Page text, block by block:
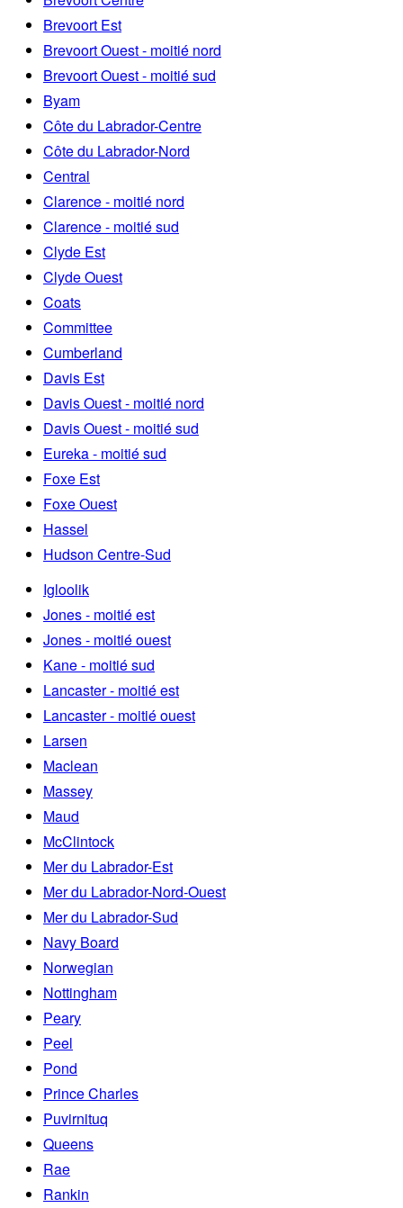
Brevoort Est
Brevoort Ouest - moitié nord
Brevoort Ouest - moitié sud
Byam
Côte du Labrador-Centre
Côte du Labrador-Nord
Central
Clarence - moitié nord
Clarence - moitié sud
Clyde Est
Clyde Ouest
Coats
Committee
Cumberland
Davis Est
Davis Ouest - moitié nord
Davis Ouest - moitié sud
Eureka - moitié sud
Foxe Est
Foxe Ouest
Hassel
Hudson Centre-Sud
Igloolik
Jones - moitié est
Jones - moitié ouest
Kane - moitié sud
Lancaster - moitié est
Lancaster - moitié ouest
Larsen
Maclean
Massey
Maud
McClintock
Mer du Labrador-Est
Mer du Labrador-Nord-Ouest
Mer du Labrador-Sud
Navy Board
Norwegian
Nottingham
Peary
Peel
Pond
Prince Charles
Puvirnituq
Queens
Rae
Rankin